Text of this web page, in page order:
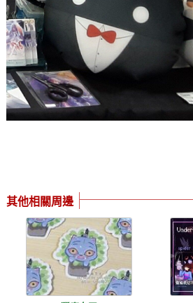
其他相關周邊